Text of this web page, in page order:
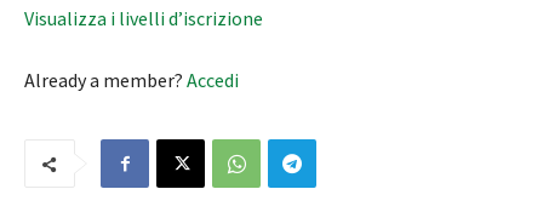
Visualizza i livelli d’iscrizione
Already a member? Accedi